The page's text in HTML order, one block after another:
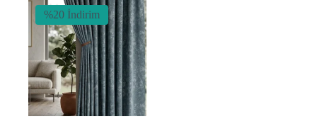
%20 İndirim